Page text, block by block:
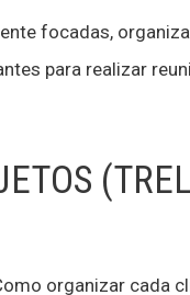
focadas,
para realizar
organizar cada